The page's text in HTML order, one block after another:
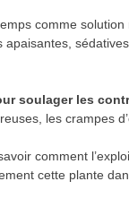
comme
apaisantes,
soulager les
les crampes
comment
cette plante